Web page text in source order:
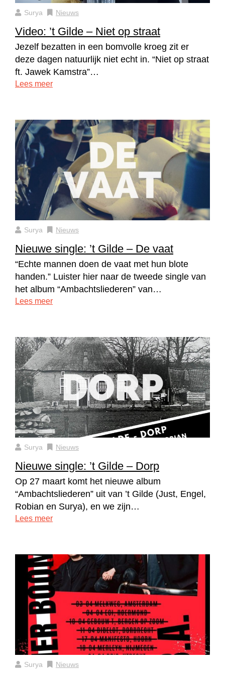
Surya Nieuws
Video: ’t Gilde – Niet op straat
Jezelf bezatten in een bomvolle kroeg zit er
deze dagen natuurlijk niet echt in. “Niet op straat
ft. Jawek Kamstra”…
Lees meer
Surya Nieuws
Nieuwe single: ’t Gilde – De vaat
“Echte mannen doen de vaat met hun blote
handen.” Luister hier naar de tweede single van
het album “Ambachtsliederen” van…
Lees meer
Surya Nieuws
Nieuwe single: ’t Gilde – Dorp
Op 27 maart komt het nieuwe album
“Ambachtsliederen” uit van ’t Gilde (Just, Engel,
Robian en Surya), en we zijn…
Lees meer
Surya Nieuws